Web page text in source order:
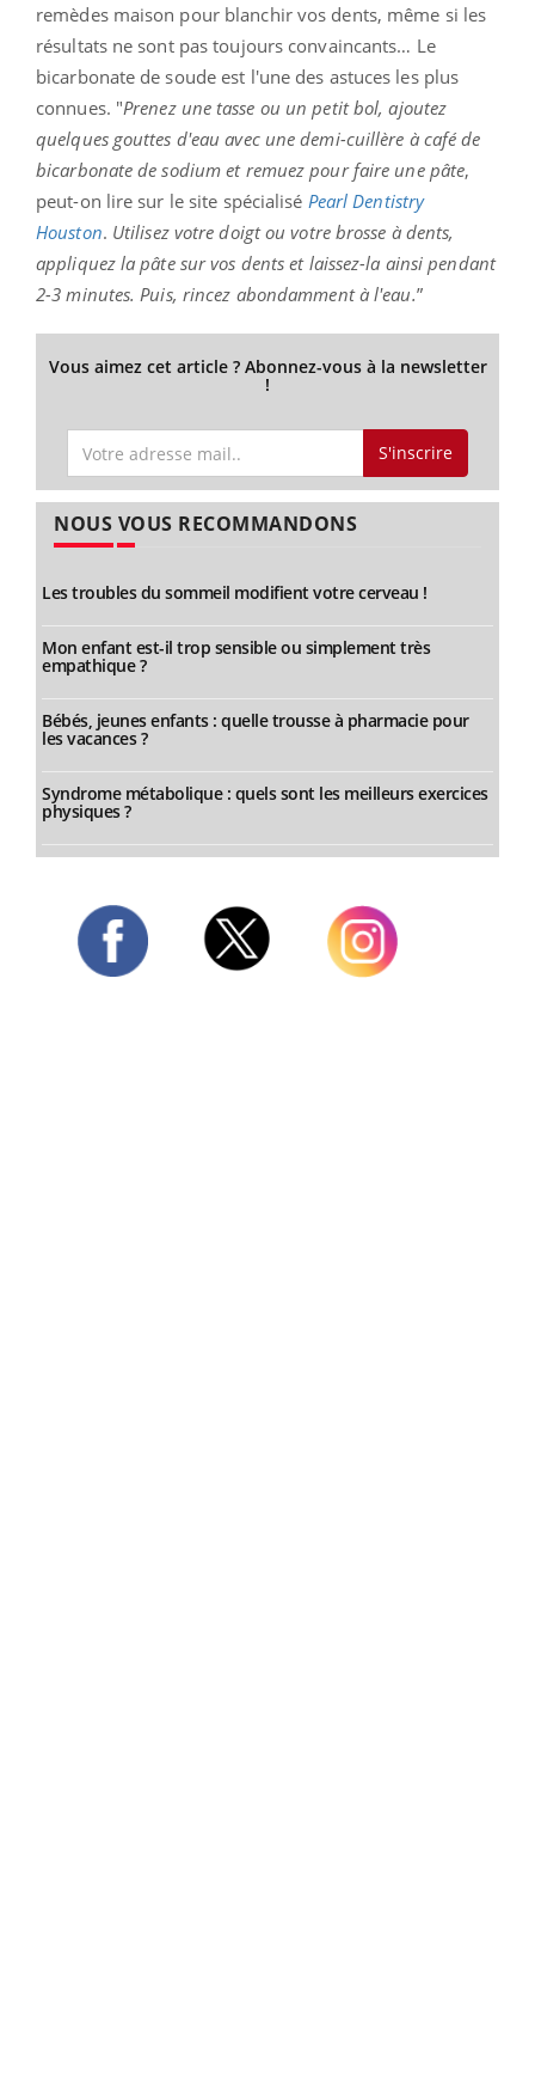
remèdes maison pour blanchir vos dents, même si les
résultats ne sont pas toujours convaincants… Le
bicarbonate de soude est l'une des astuces les plus
connues. "Prenez une tasse ou un petit bol, ajoutez
quelques gouttes d'eau avec une demi-cuillère à café de
bicarbonate de sodium et remuez pour faire une pâte,
peut-on lire sur le site spécialisé Pearl Dentistry
Houston. Utilisez votre doigt ou votre brosse à dents,
appliquez la pâte sur vos dents et laissez-la ainsi pendant
2-3 minutes. Puis, rincez abondamment à l'eau.”
Vous aimez cet article ? Abonnez-vous à la newsletter
!
S'inscrire
NOUS VOUS RECOMMANDONS
Les troubles du sommeil modifient votre cerveau !
Mon enfant est-il trop sensible ou simplement très
empathique ?
Bébés, jeunes enfants : quelle trousse à pharmacie pour
les vacances ?
Syndrome métabolique : quels sont les meilleurs exercices
physiques ?